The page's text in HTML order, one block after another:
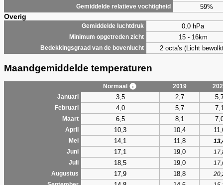
Gemiddelde relatieve vochtigheid 59%
Overig
Gemiddelde luchtdruk 0,0 hPa
Minimum opgetreden zicht 15 - 16km
Bedekkingsgraad van de bovenlucht 2 octa's (Licht
Maandgemiddelde temperaturen
Normaal 2019
Januari
3,5 2,7
Februari 4,0 5,7
Maart 6,5 8,1
April 10,3 10,4
Mei 14,1 11,8
Juni
17,1 19,0
Juli
18,5 19,0
Augustus
17,9 18,8